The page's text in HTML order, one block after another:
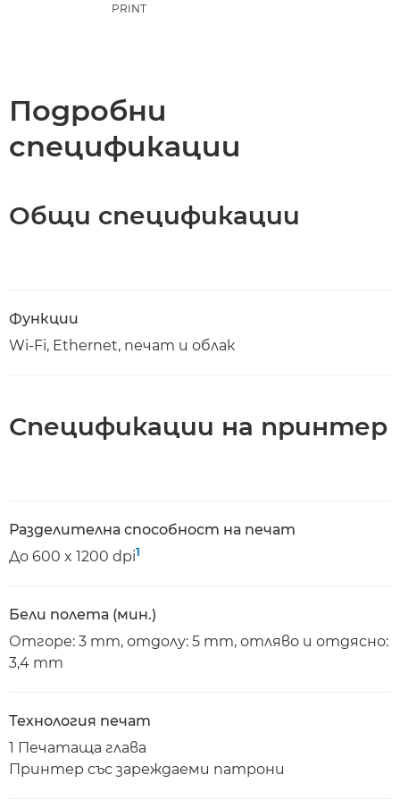
PRINT
Подробни
спецификации
Общи спецификации
Функции
Wi-Fi, Ethernet, печат и облак
Спецификации на принтер
Разделителна способност на печат
До 600 x 1200 dpi1
Бели полета (мин.)
Отгоре: 3 mm, отдолу: 5 mm, отляво и отдясно:
3,4 mm
Технология печат
1 Печатаща глава
Принтер със зареждаеми патрони